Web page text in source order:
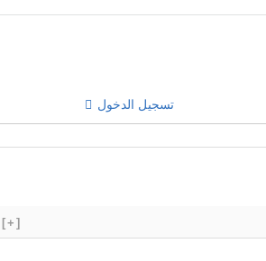
تسجيل الدخول
[+]